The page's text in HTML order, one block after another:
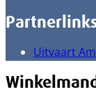
Uitvaart